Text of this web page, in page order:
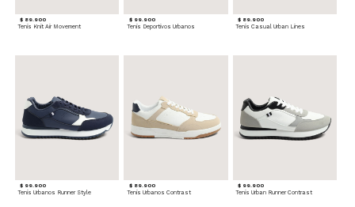
$ 89.900
Tenis Knit Air Movement
$ 99.900
Tenis Deportivos Urbanos
$ 89.900
Tenis Casual Urban Lines
$ 99.900
Tenis Urbanos Runner Style
$ 89.900
Tenis Urbanos Contrast
$ 99.900
Tenis Urban Runner Contrast